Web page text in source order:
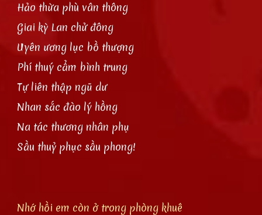
Hảo thừa phù vân thông
Giai kỳ Lan chử đông
Uyên ương lục bồ thượng
Phí thuý cẩm bình trung
Tự liên thập ngũ dư
Nhan sắc đào lý hồng
Na tác thương nhân phụ
Sầu thuỷ phục sầu phong!
Nhớ hồi em còn ở trong phòng khuê